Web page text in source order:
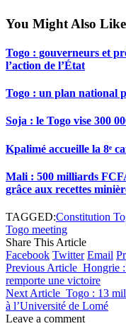
You Might Also Like
Togo : gouverneurs et
l’action de l’État
Togo : un plan national
Soja : le Togo vise 300
Kpalimé accueille la 8ᵉ
Mali : 500 milliards
grâce aux recettes
TAGGED:Constitution
Togo meeting
Share This Article
Facebook Twitter Email
Previous Article Hongrie
remporte une victoire
Next Article Togo : 13
à l’Université de Lomé
Leave a comment